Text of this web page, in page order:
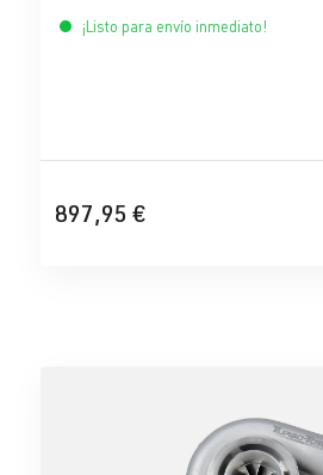
¡Listo para envío inmediato!
897,95 €